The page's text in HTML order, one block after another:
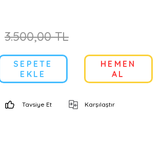
3.500,00 TL
SEPETE
EKLE
HEMEN
AL
Tavsiye Et Karşılaştır